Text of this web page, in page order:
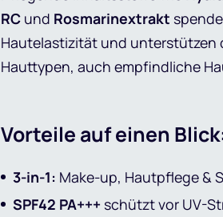
RC und Rosmarinextrakt
Hautelastizität und unterstützen
Hauttypen, auch empfindliche
Vorteile auf einen
3-in-1: Make-up, Hautpflege &
SPF42 PA+++ schützt vor UV-